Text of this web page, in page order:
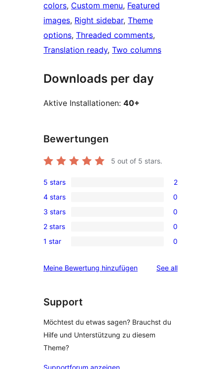
colors, Custom menu, Featured
images, Right sidebar, Theme
options, Threaded comments
Translation ready, Two columns
Downloads per day
Aktive Installationen: 40+
Bewertungen
5 out of 5 stars.
2
5-
star
reviews
5 stars 2
0
4-
star
reviews
4 stars 0
0
3-
star
3 stars 0
0
2-
reviews
2 stars 0
0
star
1 star 0
Meine Bewertung hinzufügen See allreviews
Support
Möchtest du etwas sagen? Brauchst du
Hilfe und Unterstützung zu diesem
Theme?